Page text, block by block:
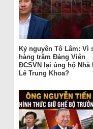
Kỷ nguyên Tô Lâm: Vì
hàng trăm Đảng Viên
ĐCSVN lại ủng hộ Nhà
Lê Trung Khoa?